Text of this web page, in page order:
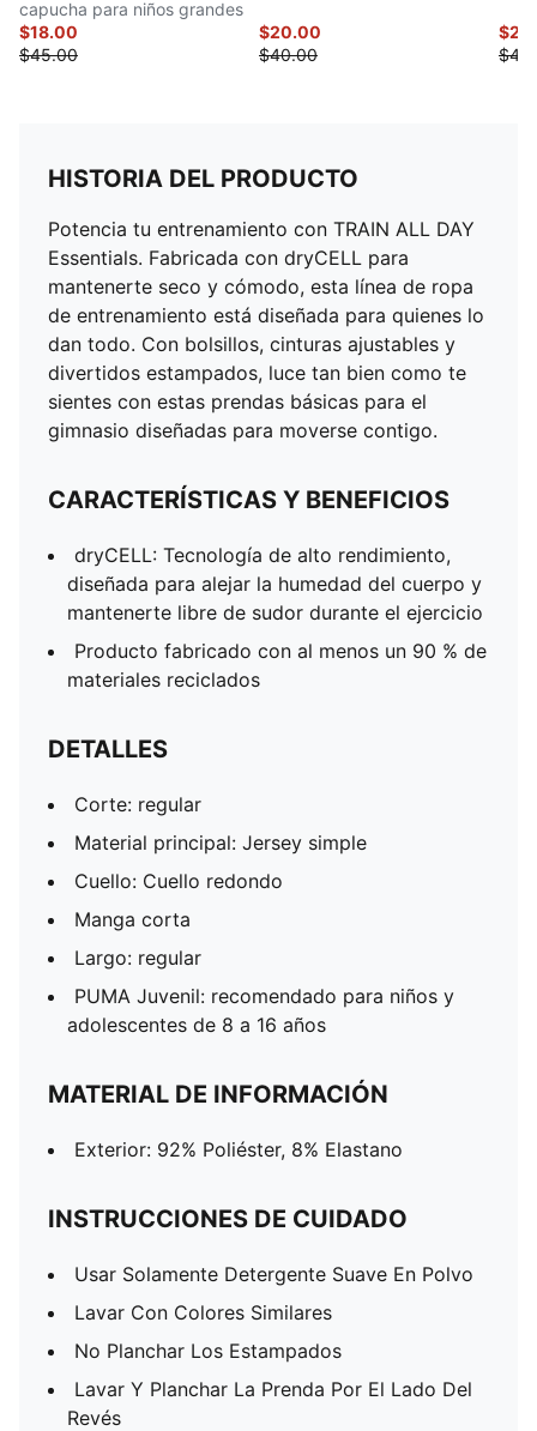
capucha para niños grandes
$18.00
$45.00
$20.00
$40.00
HISTORIA DEL PRODUCTO
Potencia tu entrenamiento con TRAIN ALL DAY
Essentials. Fabricada con dryCELL para
mantenerte seco y cómodo, esta línea de ropa
de entrenamiento está diseñada para quienes lo
dan todo. Con bolsillos, cinturas ajustables y
divertidos estampados, luce tan bien como te
sientes con estas prendas básicas para el
gimnasio diseñadas para moverse contigo.
CARACTERÍSTICAS Y BENEFICIOS
dryCELL: Tecnología de alto rendimiento,
diseñada para alejar la humedad del cuerpo y
mantenerte libre de sudor durante el ejercicio
Producto fabricado con al menos un 90 % de
materiales reciclados
DETALLES
Corte: regular
Material principal: Jersey simple
Cuello: Cuello redondo
Manga corta
Largo: regular
PUMA Juvenil: recomendado para niños y
adolescentes de 8 a 16 años
MATERIAL DE INFORMACIÓN
Exterior: 92% Poliéster, 8% Elastano
INSTRUCCIONES DE CUIDADO
Usar Solamente Detergente Suave En Polvo
Lavar Con Colores Similares
No Planchar Los Estampados
Lavar Y Planchar La Prenda Por El Lado Del
Revés